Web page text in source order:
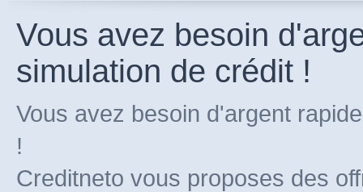
Vous avez besoin
simulation de crédit !
Vous avez besoin d'argent
!
Creditneto vous proposes des